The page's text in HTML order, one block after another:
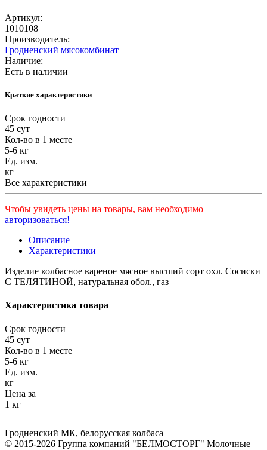
Артикул:
1010108
Производитель:
Гродненский мясокомбинат
Наличие:
Есть в наличии
Краткие характеристики
Срок годности
45 сут
Кол-во в 1 месте
5-6 кг
Ед. изм.
кг
Все характеристики
Чтобы увидеть цены на товары, вам необходимо
авторизоваться!
Описание
Характеристики
Изделие колбасное вареное мясное высший сорт охл. Сосиски
С ТЕЛЯТИНОЙ, натуральная обол., газ
Характеристика товара
Срок годности
45 сут
Кол-во в 1 месте
5-6 кг
Ед. изм.
кг
Цена за
1 кг
Гродненский МК, белорусская колбаса
© 2015-2026 Группа компаний "БЕЛМОСТОРГ" Молочные